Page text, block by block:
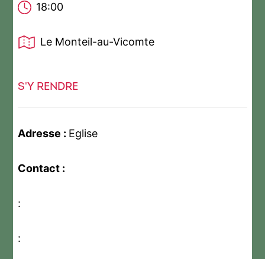
18:00
Le Monteil-au-Vicomte
S'Y RENDRE
Adresse : Eglise
Contact :
:
: